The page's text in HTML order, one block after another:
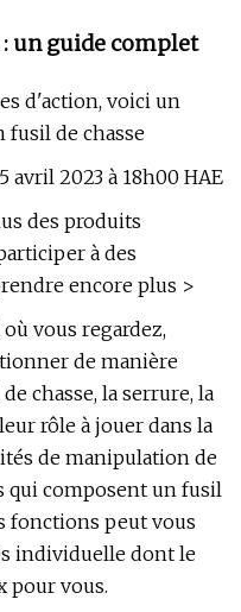
: un guide complet
d'action, voici un
fusil de chasse
avril 2023 à 18h00 HAE
des produits
à des
encore plus >
vous regardez,
de manière
chasse, la serrure, la
rôle à jouer dans la
de manipulation de
qui composent un fusil
fonctions peut vous
individuelle dont le
pour vous.